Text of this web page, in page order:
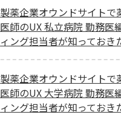
製薬企業オウンドサイトで
医師のUX 私立病院 勤務
ィング担当者が知っておき
製薬企業オウンドサイトで
医師のUX 大学病院 勤務
ィング担当者が知っておき